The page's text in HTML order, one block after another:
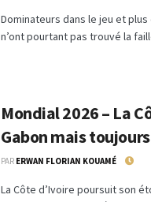
Dominateurs dans le jeu et
n’ont pourtant pas trouvé la
Mondial 2026 – La
Gabon mais
PAR ERWAN FLORIAN KOUAMÉ
La Côte d’Ivoire poursuit son